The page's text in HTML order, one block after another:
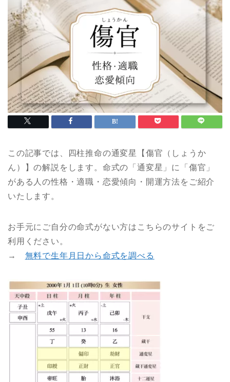
この記事では、四柱推命の通変星【傷官（しょうか
ん）】の解説をします。命式の「通変星」に「傷官」
がある人の性格・適職・恋愛傾向・開運方法をご紹介
いたします。
お手元にご自分の命式がない方はこちらのサイトをご
利用ください。
→ 無料で生年月日から命式を調べる